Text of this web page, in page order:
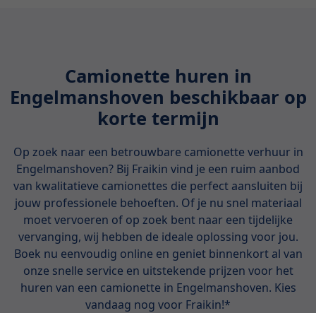
Camionette huren in
Engelmanshoven beschikbaar op
korte termijn
Op zoek naar een betrouwbare camionette verhuur in
Engelmanshoven? Bij Fraikin vind je een ruim aanbod
van kwalitatieve camionettes die perfect aansluiten bij
jouw professionele behoeften. Of je nu snel materiaal
moet vervoeren of op zoek bent naar een tijdelijke
vervanging, wij hebben de ideale oplossing voor jou.
Boek nu eenvoudig online en geniet binnenkort al van
onze snelle service en uitstekende prijzen voor het
huren van een camionette in Engelmanshoven. Kies
vandaag nog voor Fraikin!*